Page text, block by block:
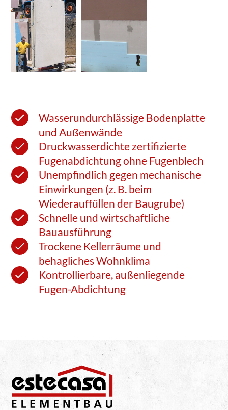
Wasserundurchlässige Bodenplatte
und Außenwände
Druckwasserdichte zertifizierte
Fugenabdichtung ohne Fugenblech
Unempfindlich gegen mechanische
Einwirkungen (z. B. beim
Wiederauffüllen der Baugrube)
Schnelle und wirtschaftliche
Bauausführung
Trockene Kellerräume und
behagliches Wohnklima
Kontrollierbare, außenliegende
Fugen-Abdichtung